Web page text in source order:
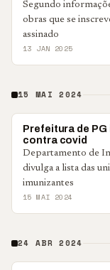
Segundo
obras que se
assinado
13 JAN 2025
15 MAI 2024
PONTA GROSSA
Prefeitura de
contra covid
Departamento de
divulga a lista das
imunizantes
15 MAI 2024
24 ABR 2024